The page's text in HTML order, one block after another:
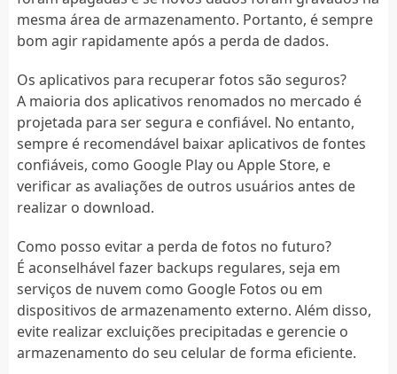
mesma área de armazenamento. Portanto, é sempre
bom agir rapidamente após a perda de dados.
Os aplicativos para recuperar fotos são seguros?
A maioria dos aplicativos renomados no mercado é
projetada para ser segura e confiável. No entanto,
sempre é recomendável baixar aplicativos de fontes
confiáveis, como Google Play ou Apple Store, e
verificar as avaliações de outros usuários antes de
realizar o download.
Como posso evitar a perda de fotos no futuro?
É aconselhável fazer backups regulares, seja em
serviços de nuvem como Google Fotos ou em
dispositivos de armazenamento externo. Além disso,
evite realizar excluições precipitadas e gerencie o
armazenamento do seu celular de forma eficiente.